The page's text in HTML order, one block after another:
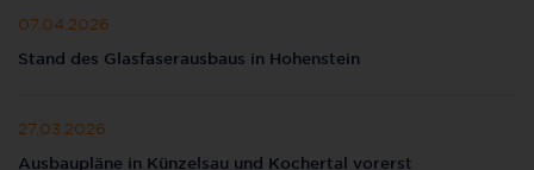
07.04.2026
Stand des Glasfaserausbaus in Hohenstein
27.03.2026
Ausbaupläne in Künzelsau und Kochertal vorerst